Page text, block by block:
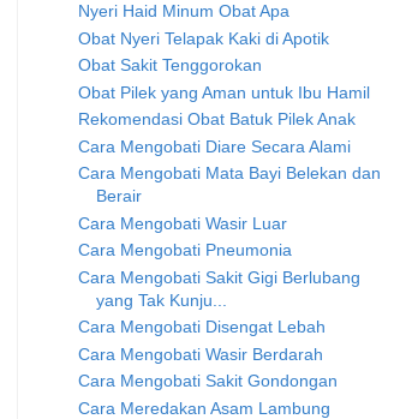
Nyeri Haid Minum Obat Apa
Obat Nyeri Telapak Kaki di Apotik
Obat Sakit Tenggorokan
Obat Pilek yang Aman untuk Ibu Hamil
Rekomendasi Obat Batuk Pilek Anak
Cara Mengobati Diare Secara Alami
Cara Mengobati Mata Bayi Belekan dan
Berair
Cara Mengobati Wasir Luar
Cara Mengobati Pneumonia
Cara Mengobati Sakit Gigi Berlubang
yang Tak Kunju...
Cara Mengobati Disengat Lebah
Cara Mengobati Wasir Berdarah
Cara Mengobati Sakit Gondongan
Cara Meredakan Asam Lambung